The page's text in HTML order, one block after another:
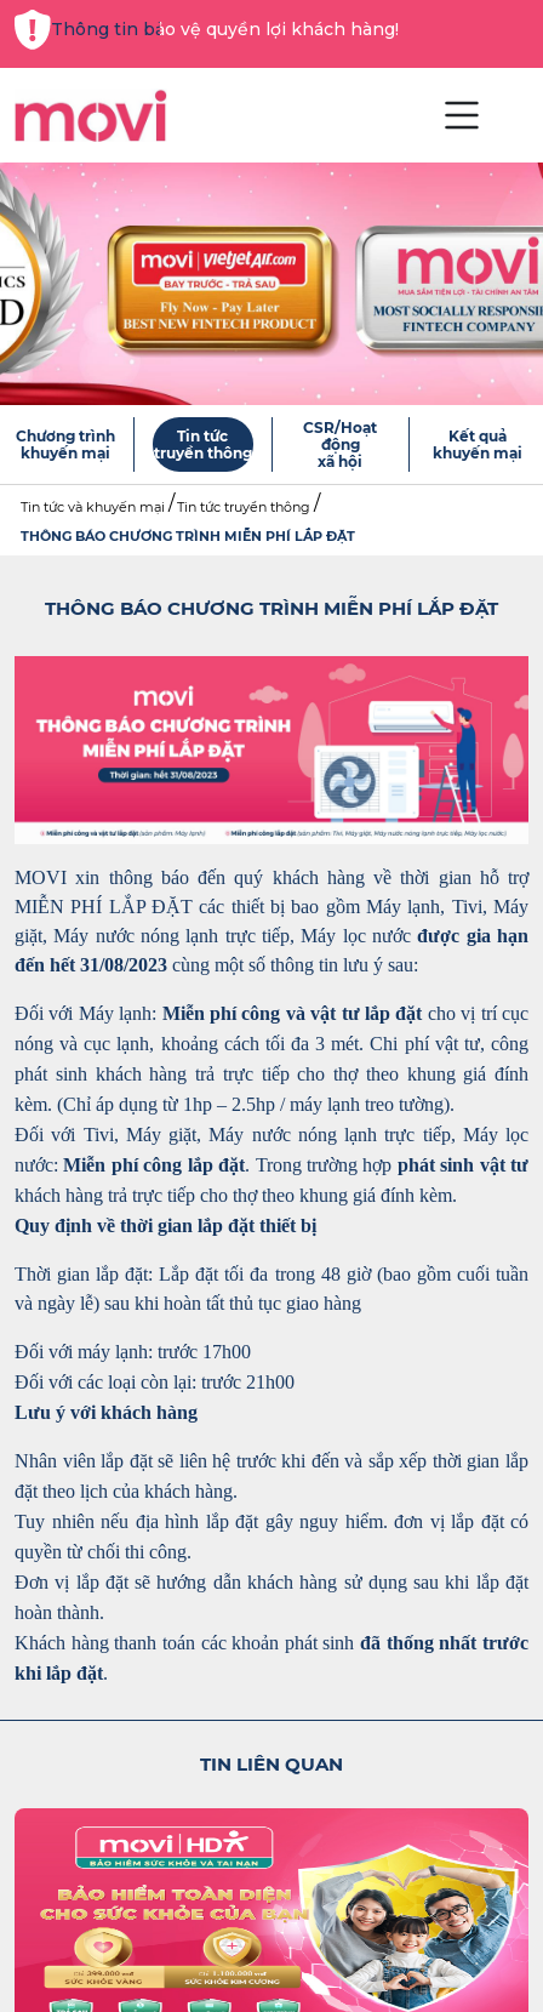
Thông tin bảo vệ quyền lợi khách hàng!
Chương trình
khuyến mại
Tin tức
truyền thông
CSR/Hoạt
động
xã hội
Kết quả
khuyến mại
Tin tức và khuyến mại
Tin tức truyền thông
THÔNG BÁO CHƯƠNG TRÌNH MIỄN PHÍ LẮP ĐẶT
THÔNG BÁO CHƯƠNG TRÌNH MIỄN PHÍ LẮP ĐẶT
MOVI xin thông báo đến quý khách hàng về thời gian hỗ trợ
MIỄN PHÍ LẮP ĐẶT các thiết bị bao gồm Máy lạnh, Tivi, Máy
giặt, Máy nước nóng lạnh trực tiếp, Máy lọc nướcđược gia hạn
đến hết 31/08/2023 cùng một số thông tin lưu ý sau:
Đối với Máy lạnh: Miễn phí công và vật tư lắp đặt cho vị trí cục
nóng và cục lạnh, khoảng cách tối đa 3 mét. Chi phí vật tư, công
phát sinh khách hàng trả trực tiếp cho thợ theo khung giá đính
kèm. (Chỉ áp dụng từ 1hp – 2.5hp / máy lạnh treo tường).
Đối với Tivi, Máy giặt, Máy nước nóng lạnh trực tiếp, Máy lọc
nước:Miễn phí công lắp đặt. Trong trường hợp phát sinh vật tư
khách hàng trả trực tiếp cho thợ theo khung giá đính kèm.
Quy định về thời gian lắp đặt thiết bị
Thời gian lắp đặt: Lắp đặt tối đa trong 48 giờ (bao gồm cuối tuần
và ngày lễ) sau khi hoàn tất thủ tục giao hàng
Đối với máy lạnh: trước 17h00
Đối với các loại còn lại: trước 21h00
Lưu ý với khách hàng
Nhân viên lắp đặt sẽ liên hệ trước khi đến và sắp xếp thời gian lắp
đặt theo lịch của khách hàng.
Tuy nhiên nếu địa hình lắp đặt gây nguy hiểm. đơn vị lắp đặt có
quyền từ chối thi công.
Đơn vị lắp đặt sẽ hướng dẫn khách hàng sử dụng sau khi lắp đặt
hoàn thành.
Khách hàng thanh toán các khoản phát sinhđã thống nhất trước
khi lắp đặt.
TIN LIÊN QUAN